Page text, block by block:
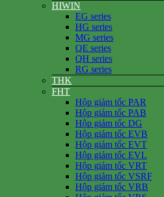
HIWIN
EG series
HG series
MG series
QE series
QH series
RG series
THK
FHT
Hộp giảm tốc PAR
Hộp giảm tốc PAB
Hộp giảm tốc DG
Hộp giảm tốc EVB
Hộp giảm tốc EVT
Hộp giảm tốc EVL
Hộp giảm tốc VRT
Hộp giảm tốc VSRF
Hộp giảm tốc VRB